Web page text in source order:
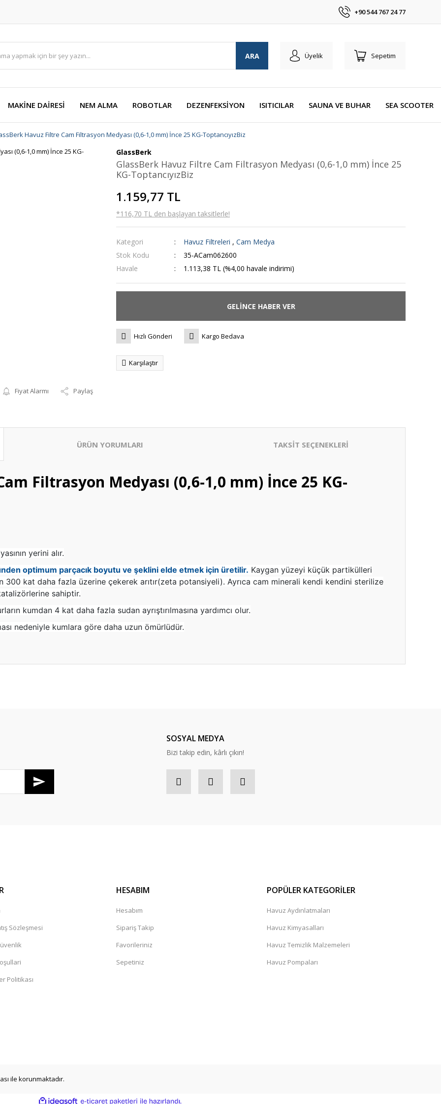
+90 544 767 24 77
ARA Üyelik Sepetim
MAKİNE DAİRESİ NEM ALMA ROBOTLAR DEZENFEKSİYON ISITICILAR SAUNA VE BUHAR SEA SCOOTER
Havuz Filtre Cam Filtrasyon Medyası (0,6-1,0 mm) İnce 25 KG-ToptancıyızBiz
Fiyat Alarmı Paylaş
GlassBerk
GlassBerk Havuz Filtre Cam Filtrasyon Medyası (0,6-1,0 mm) İnce 25
KG-ToptancıyızBiz
1.159,77 TL
*116,70 TL den başlayan taksitlerle!
Kategori Havuz Filtreleri , Cam Medya
Stok Kodu
35-ACam062600
Havale
1.113,38 TL (%4,00 havale indirimi)
GELİNCE HABER VER
Hızlı Gönderi Kargo Bedava
Karşılaştır
ÜRÜN YORUMLARI TAKSİT SEÇENEKLERİ
Filtrasyon Medyası (0,6-1,0 mm) İnce 25 KG-
yerini alır.
optimum parçacık boyutu ve şeklini elde etmek için üretilir. Kaygan yüzeyi küçük partikülleri
kat daha fazla üzerine çekerek arıtır(zeta potansiyeli). Ayrıca cam minerali kendi kendini sterilize
sahiptir.
kumdan 4 kat daha fazla sudan ayrıştırılmasına yardımcı olur.
nedeniyle kumlara göre daha uzun ömürlüdür.
SOSYAL MEDYA
Bizi takip edin, kârlı çıkın!
Sözleşmesi
Politikası
HESABIM
Hesabım
Sipariş Takip
Favorileriniz
Sepetiniz
POPÜLER KATEGORİLER
Havuz Aydınlatmaları
Havuz Kimyasalları
Havuz Temizlik Malzemeleri
Havuz Pompaları
ile korunmaktadır.
ideasoft e-